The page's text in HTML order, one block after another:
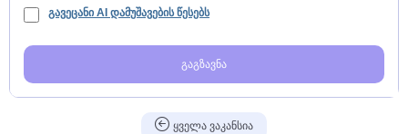
გავეცანი AI დამუშავების წესებს
გაგზავნა
ყველა ვაკანსია